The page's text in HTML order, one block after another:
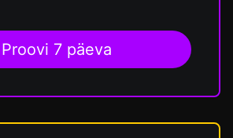
Proovi 7 päeva